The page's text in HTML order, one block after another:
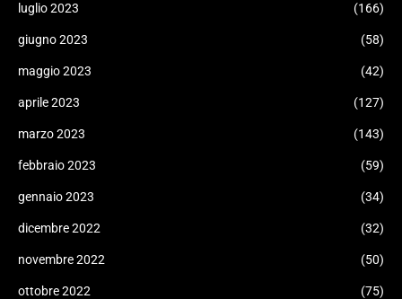
luglio 2023 (166)
giugno 2023 (58)
maggio 2023 (42)
aprile 2023 (127)
marzo 2023 (143)
febbraio 2023 (59)
gennaio 2023 (34)
dicembre 2022 (32)
novembre 2022 (50)
ottobre 2022 (75)